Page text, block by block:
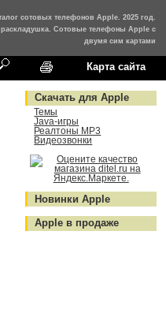
сотовых телефонов Apple. 2025 год.
Сотовые телефоны Apple с
двумя сим картами
Карта сайта
Скачать для Apple
Темы
Java-игры
Реалтоны MP3
Видеозвонки
Новинки Apple
Apple в продаже